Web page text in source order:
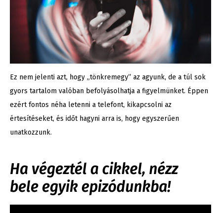
Ez nem jelenti azt, hogy „tönkremegy” az agyunk, de a túl sok
gyors tartalom valóban befolyásolhatja a figyelmünket. Éppen
ezért fontos néha letenni a telefont, kikapcsolni az
értesítéseket, és időt hagyni arra is, hogy egyszerűen
unatkozzunk.
Ha végeztél a cikkel, nézz
bele egyik epizódunkba!